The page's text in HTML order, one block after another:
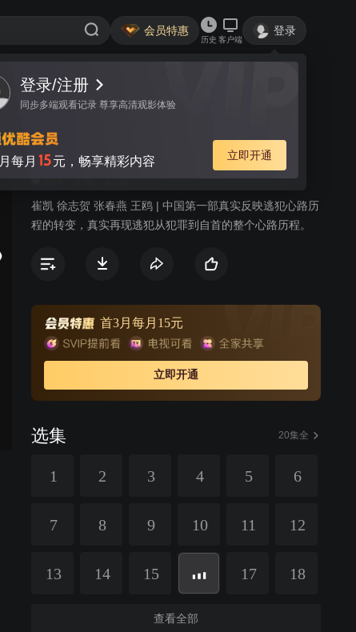
会员特惠
历史 客户端
登录
登录/注册
同步多端观看记录 尊享高清观影体验
月每月 15元，畅享精彩内容 立即开通
视频 讨论
出路
剧情
崔凯 徐志贺 张春燕 王鸥 | 中国第一部真实反映逃犯心路历
程的转变，真实再现逃犯从犯罪到自首的整个心路历程。
首3月每月15元
立即开通
选集 20集全
1 2 3 4 5 6
7 8 9 10 11 12
13 14 15 17 18
查看全部